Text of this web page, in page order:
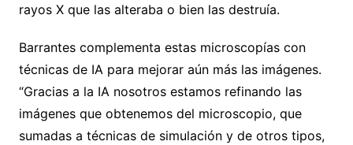
rayos X que las alteraba o bien las destruía.
Barrantes complementa estas microscopías con
técnicas de IA para mejorar aún más las imágenes.
“Gracias a la IA nosotros estamos refinando las
imágenes que obtenemos del microscopio, que
sumadas a técnicas de simulación y de otros tipos,